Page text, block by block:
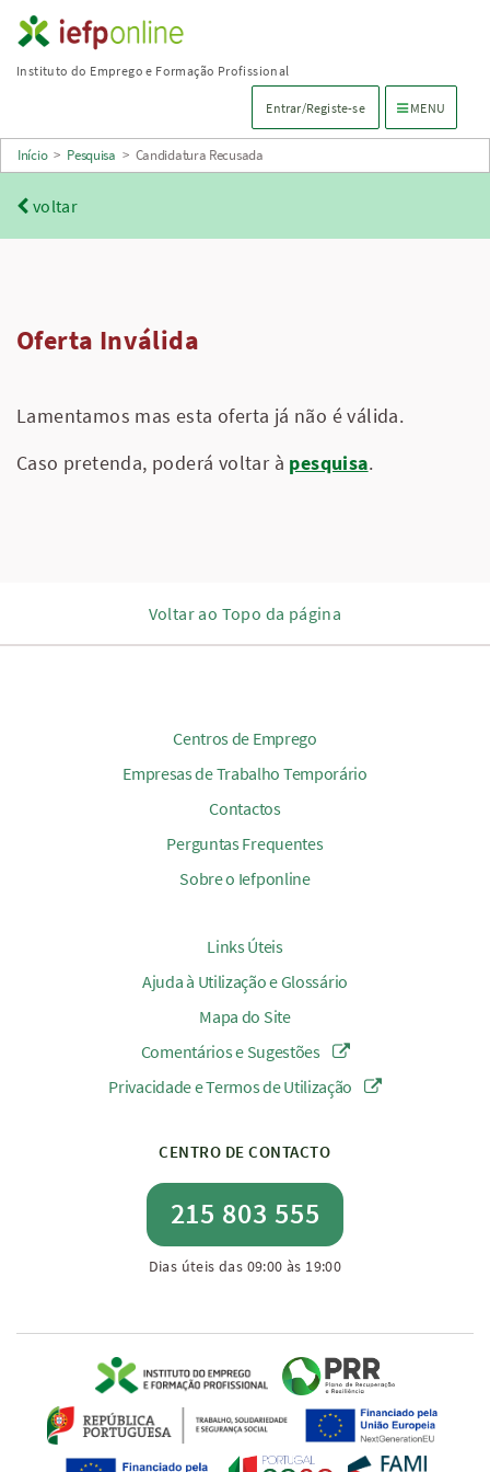
Saltar
para
principal
Instituto do Emprego e Formação Profissional
Entrar/Registe-se Menu de
MENU
Início > Pesquisa > Candidatura Recusada
voltar
Oferta Inválida
Lamentamos mas esta oferta já não é válida.
Caso pretenda, poderá voltar à pesquisa.
Voltar ao Topo da página
Centros de Emprego
Empresas de Trabalho Temporário
Contactos
Perguntas Frequentes
Sobre o Iefponline
Links Úteis
Ajuda à Utilização e Glossário
Mapa do Site
Comentários e Sugestões
Privacidade e Termos de Utilização
CENTRO DE CONTACTO
215 803 555
Dias úteis das 09:00 às 19:00